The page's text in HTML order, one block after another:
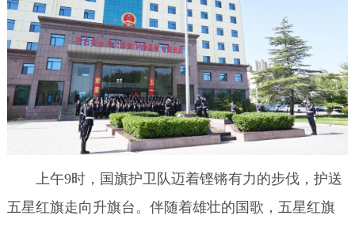
上午9时，国旗护卫队迈着铿锵有力的步伐，护送
五星红旗走向升旗台。伴随着雄壮的国歌，五星红旗